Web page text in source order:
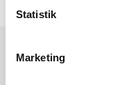
Statistik
Marketing